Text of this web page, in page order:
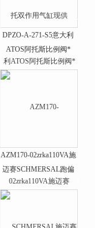
DPZO-A-271-S5意大利
ATOS阿托斯比例阀*
AZM170-02zrka110VA施
迈赛SCHMERSAL跑偏
开关